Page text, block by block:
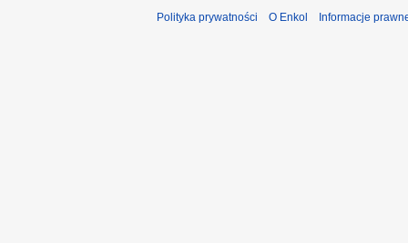
Polityka prywatności O Enkol Informacje